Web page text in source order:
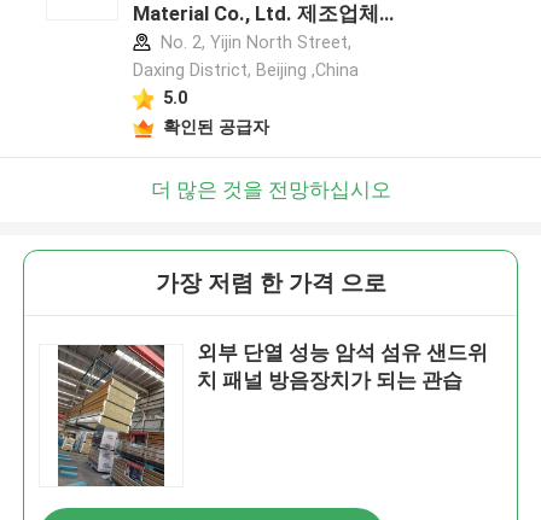
Material Co., Ltd. 제조업체
프로필No. 2, Yijin North Street,
Daxing District, Beijing ,China
5.0
확인된 공급자
더 많은 것을 전망하십시오
가장 저렴 한 가격 으로
외부 단열 성능 암석 섬유 샌드위
치 패널 방음장치가 되는 관습